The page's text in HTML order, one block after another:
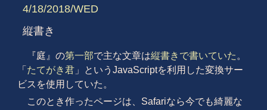
4/18/2018/WED
縦書き
『庭』の第一部で主な文章は縦書きで書いていた 。
「 たてがき君」というJavaScriptを利用した変換サー
ビスを使用していた。
このとき作ったページは、Safariなら今でも綺麗な